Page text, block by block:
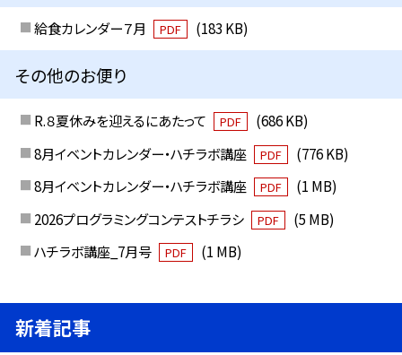
給食カレンダー７月 PDF (183 KB)
その他のお便り
R.８夏休みを迎えるにあたって PDF
(686 KB)
8月イベントカレンダー・ハチラボ講座
PDF
(776 KB)
8月イベントカレンダー・ハチラボ講座
PDF
(1 MB)
2026プログラミングコンテストチラシ
PDF
(5 MB)
ハチラボ講座_7月号
PDF (1 MB)
新着記事